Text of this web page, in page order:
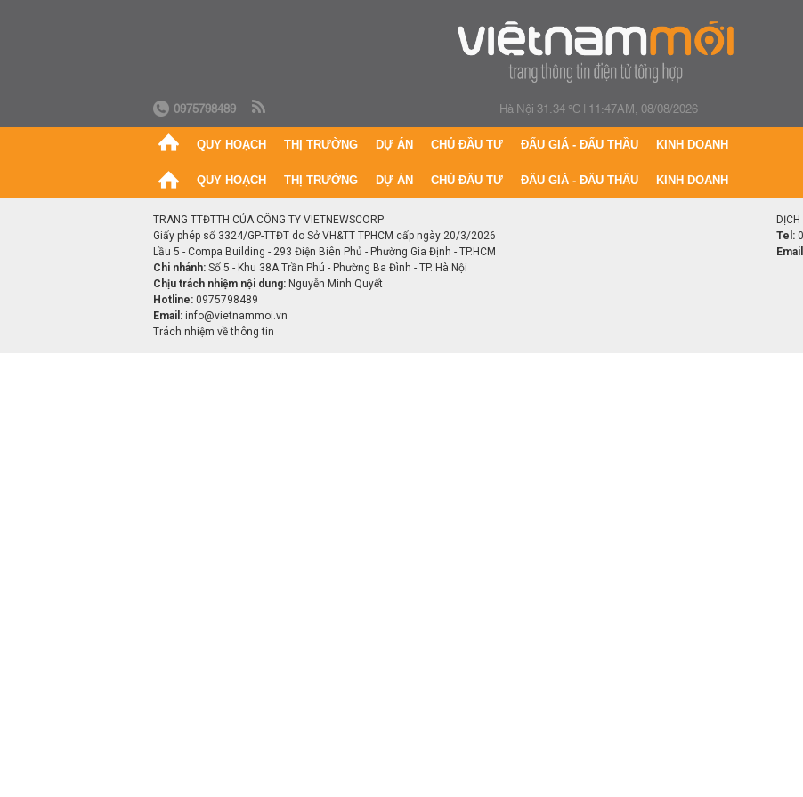
0975798489 Hà Nội 31.34 °C| 11:47AM, 08/08/2026
QUY HOẠCH THỊ TRƯỜNG DỰ ÁN CHỦ ĐẦU TƯ ĐẤU GIÁ - ĐẤU THẦU KINH DOANH
QUY HOẠCH THỊ TRƯỜNG DỰ ÁN CHỦ ĐẦU TƯ ĐẤU GIÁ - ĐẤU THẦU KINH DOANH
TRANG TTĐTTH CỦA CÔNG TY VIETNEWSCORP
Giấy phép số 3324/GP-TTĐT do Sở VH&TT TPHCM cấp ngày 20/3/2026
Lầu 5 - Compa Building - 293 Điện Biên Phủ - Phường Gia Định - TP.HCM
Chi nhánh: Số 5 - Khu 38A Trần Phú - Phường Ba Đình - TP. Hà Nội
Chịu trách nhiệm nội dung: Nguyễn Minh Quyết
Hotline: 0975798489
Email: info@vietnammoi.vn
Trách nhiệm về thông tin
Tel: